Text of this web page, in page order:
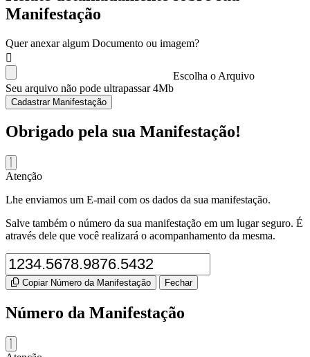
Manifestação
Quer anexar algum Documento ou imagem?
Escolha o Arquivo
Seu arquivo não pode ultrapassar 4Mb
Cadastrar Manifestação
Obrigado pela sua Manifestação!
Atenção
Lhe enviamos um E-mail com os dados da sua manifestação.
Salve também o número da sua manifestação em um lugar seguro. É
através dele que você realizará o acompanhamento da mesma.
Copiar Número da Manifestação Fechar
Número da Manifestação